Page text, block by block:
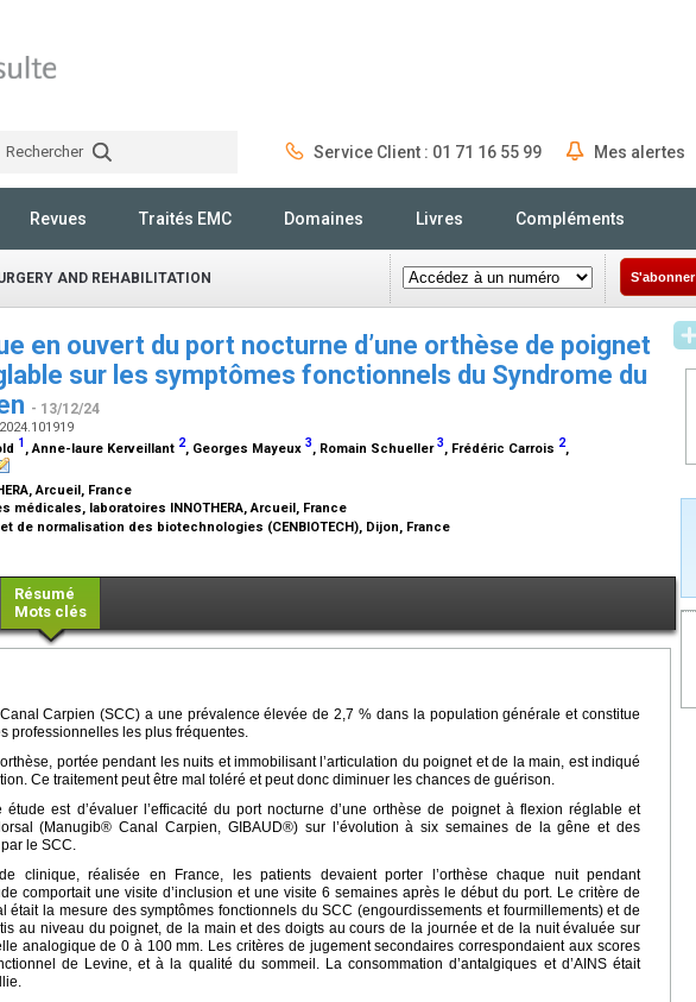
Rechercher Service Client : 01 71 16 55 99 Mes alertes
Revues Traités EMC Domaines Livres Compléments
AND REHABILITATION S'abonner
en ouvert du port nocturne d’une orthèse de poignet
sur les symptômes fonctionnels du Syndrome du
- 13/12/24
1 , Anne-laure Kerveillant 2, Georges Mayeux 3, Romain Schueller3, Frédéric Carrois 2,
Arcueil, France
médicales, laboratoires INNOTHERA, Arcueil, France
de normalisation des biotechnologies (CENBIOTECH), Dijon, France
Résumé
Mots clés
Carpien (SCC) a une prévalence élevée de 2,7 % dans la population générale et constitue
professionnelles les plus fréquentes.
portée pendant les nuits et immobilisant l’articulation du poignet et de la main, est indiqué
Ce traitement peut être mal toléré et peut donc diminuer les chances de guérison.
étude est d’évaluer l’efficacité du port nocturne d’une orthèse de poignet à flexion réglable et
(Manugib® Canal Carpien, GIBAUD®) sur l’évolution à six semaines de la gêne et des
le SCC.
clinique, réalisée en France, les patients devaient porter l’orthèse chaque nuit pendant
comportait une visite d’inclusion et une visite 6 semaines après le début du port. Le critère de
était la mesure des symptômes fonctionnels du SCC (engourdissements et fourmillements) et de
au niveau du poignet, de la main et des doigts au cours de la journée et de la nuit évaluée sur
analogique de 0 à 100 mm. Les critères de jugement secondaires correspondaient aux scores
de Levine, et à la qualité du sommeil. La consommation d’antalgiques et d’AINS était